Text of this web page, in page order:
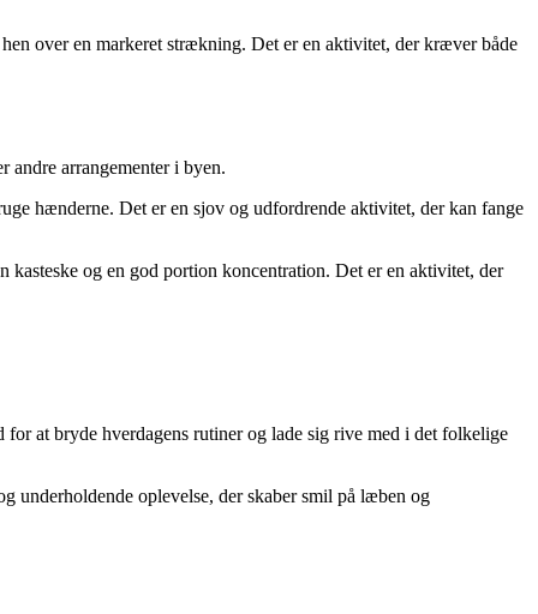
over en markeret strækning. Det er en aktivitet, der kræver både
arrangementer i byen.
hænderne. Det er en sjov og udfordrende aktivitet, der kan fange
og en god portion koncentration. Det er en aktivitet, der
at bryde hverdagens rutiner og lade sig rive med i det folkelige
underholdende oplevelse, der skaber smil på læben og